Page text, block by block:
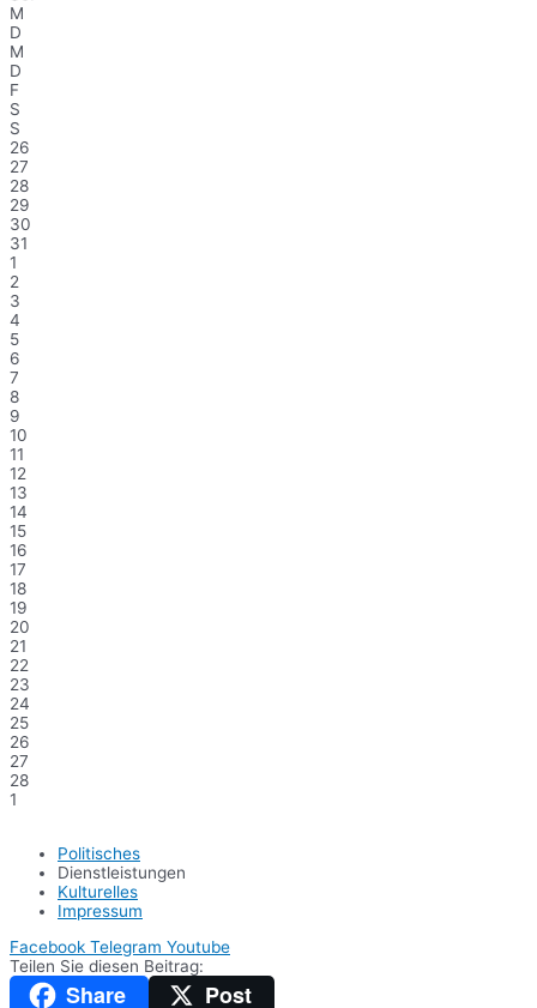
M
D
M
D
F
S
S
26
27
28
29
30
31
1
2
3
4
5
6
7
8
9
10
11
12
13
14
15
16
17
18
19
20
21
22
23
24
25
26
27
28
1
Politisches
Dienstleistungen
Kulturelles
Impressum
Facebook Telegram Youtube
Teilen Sie diesen Beitrag:
Share Post